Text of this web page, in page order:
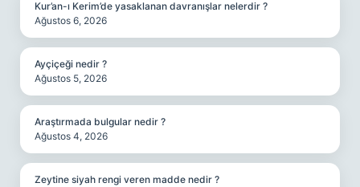
Kur’an-ı Kerim’de yasaklanan davranışlar nelerdir ?
Ağustos 6, 2026
Ayçiçeği nedir ?
Ağustos 5, 2026
Araştırmada bulgular nedir ?
Ağustos 4, 2026
Zeytine siyah rengi veren madde nedir ?